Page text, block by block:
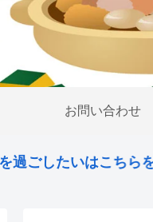
お問い合わせ
いはこちらをクリック